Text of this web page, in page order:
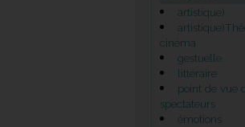
artistique)
cinéma
gestuelle
littéraire
point de vue
spectateurs
émotions